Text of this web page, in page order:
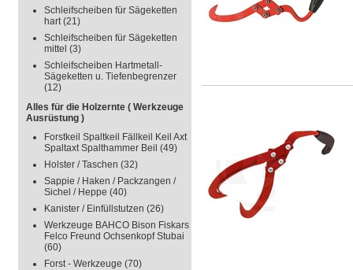
Schleifscheiben für Sägeketten
hart(21)
Schleifscheiben für Sägeketten
mittel (3)
Schleifscheiben Hartmetall-
Sägeketten u. Tiefenbegrenzer
(12)
Alles für die Holzernte ( Werkzeuge
Ausrüstung )
Forstkeil Spaltkeil Fällkeil Keil Axt
Spaltaxt Spalthammer Beil (49)
Holster / Taschen (32)
Sappie / Haken / Packzangen /
Sichel / Heppe (40)
Kanister / Einfüllstutzen (26)
Werkzeuge BAHCO Bison Fiskars
Felco Freund Ochsenkopf Stubai
(60)
Forst - Werkzeuge (70)